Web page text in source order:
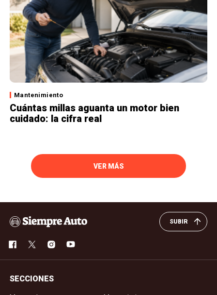
Mantenimiento
Cuántas millas aguanta un motor bien
cuidado: la cifra real
VER MÁS
SUBIR
SECCIONES